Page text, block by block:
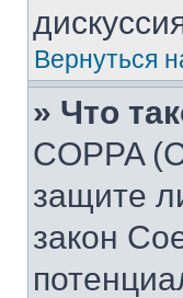
Вернуться
» Что
COPPA
защите
закон